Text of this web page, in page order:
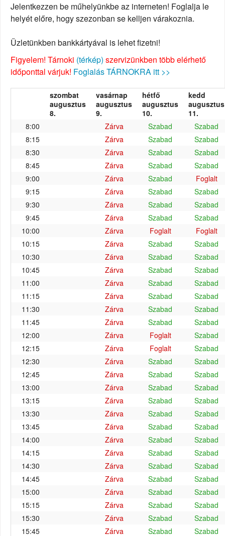
Jelentkezzen be műhelyünkbe az interneten! Foglalja le
helyét előre, hogy szezonban se kelljen várakoznia.
Üzletünkben bankkártyával is lehet fizetni!
Figyelem! Tárnoki (térkép) szervizünkben több elérhető
időponttal várjuk! Foglalás TÁRNOKRA itt >>
szombat
augusztus
8.
vasárnap
augusztus
9.
hétfő
augusztus
10.
kedd
augusztus
11.
8:00
Zárva Szabad
Szabad
8:15
Zárva Szabad
Szabad
8:30
Zárva Szabad
Szabad
8:45
Zárva Szabad
Szabad
9:00
Zárva Szabad
Foglalt
9:15
Zárva Szabad
Szabad
9:30
Zárva Szabad
Szabad
9:45
Zárva Szabad
Szabad
10:00
Zárva Foglalt
Foglalt
10:15
Zárva Szabad
Szabad
10:30
Zárva Szabad
Szabad
10:45
Zárva Szabad
Szabad
11:00
Zárva Szabad
Szabad
11:15
Zárva Szabad
Szabad
11:30
Zárva Szabad
Szabad
11:45
Zárva Szabad
Szabad
12:00
Zárva Foglalt
Szabad
12:15
Zárva Foglalt
Szabad
12:30
Zárva Szabad
Szabad
12:45
Zárva Szabad
Szabad
13:00
Zárva Szabad
Szabad
13:15
Zárva Szabad
Szabad
13:30
Zárva Szabad
Szabad
13:45
Zárva Szabad
Szabad
14:00
Zárva Szabad
Szabad
14:15
Zárva Szabad
Szabad
14:30
Zárva Szabad
Szabad
14:45
Zárva Szabad
Szabad
15:00
Zárva Szabad
Szabad
15:15
Zárva Szabad
Szabad
15:30
Zárva Szabad
Szabad
15:45
Zárva Szabad
Szabad